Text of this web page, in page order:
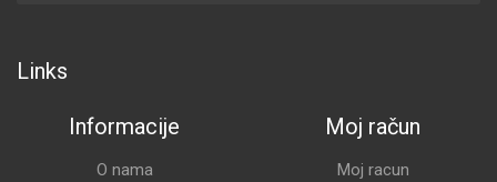
Links
Informacije
O nama
Moj račun
Moj racun